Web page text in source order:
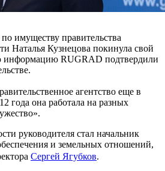
имуществу правительства
Наталья Кузнецова покинула свой
информацию RUGRAD подтвердили
агентство еще в
года она работала на разных
руководителя стал начальник
и земельных отношений,
Сергей Ягубков.